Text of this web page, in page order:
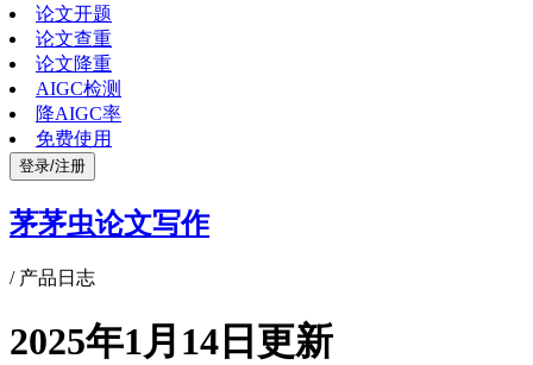
论文开题
论文查重
论文降重
AIGC检测
降AIGC率
免费使用
登录/注册
茅茅虫论文写作
/ 产品日志
2025年1月14日更新